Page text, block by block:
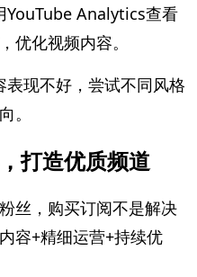
YouTube Analytics查看
优化视频内容。
表现不好，尝试不同风格
。
打造优质频道
丝，购买订阅不是解决
容+精细运营+持续优